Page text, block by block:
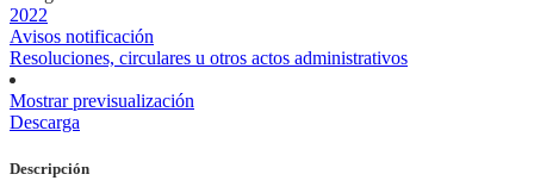
2022
Avisos notificación
Resoluciones, circulares u otros actos administrativos
Mostrar previsualización
Descarga
Descripción